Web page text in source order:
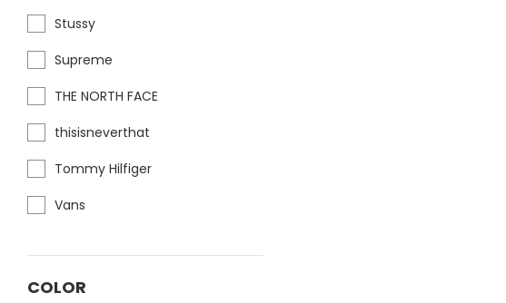
Stussy
Supreme
THE NORTH FACE
thisisneverthat
Tommy Hilfiger
Vans
COLOR